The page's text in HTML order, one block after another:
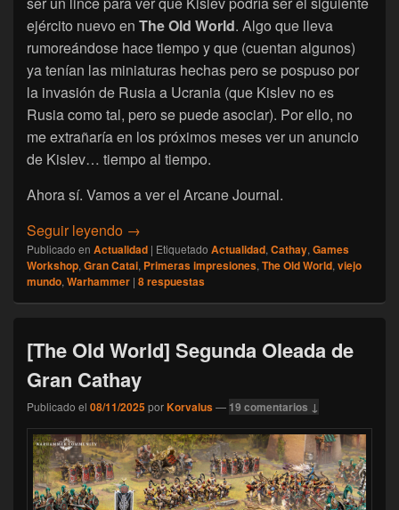
ejército nuevo en The Old World. Algo que lleva
rumoreándose hace tiempo y que (cuentan algunos)
ya tenían las miniaturas hechas pero se pospuso por
la invasión de Rusia a Ucrania (que Kislev no es
Rusia como tal, pero se puede asociar). Por ello, no
me extrañaría en los próximos meses ver un anuncio
de Kislev… tiempo al tiempo.
Ahora sí. Vamos a ver el Arcane Journal.
Seguir leyendo [The Old World] Primer vistazo al Arcane
→
Publicado en Actualidad | Etiquetado Actualidad, Cathay, Games
Workshop, Gran Catai, Primeras impresiones, The Old World, viejo
mundo, Warhammer | 8respuestas
[The Old World] Segunda Oleada de
Gran Cathay
Publicado el 08/11/2025porKorvalus— 19 comentarios ↓